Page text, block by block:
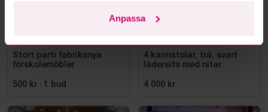
Anpassa
Stort parti fabriksnya
förskolemöbler
500 kr · 1 bud
4 karmstolar, trä, svart
lädersits med nitar
4 000 kr